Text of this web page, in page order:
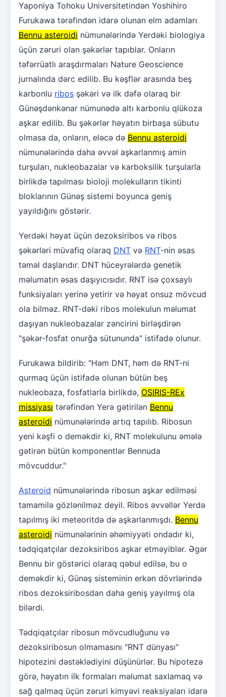
Yaponiya Tohoku Universitetindən Yoshihiro
Furukawa tərəfindən idarə olunan elm adamları
Bennu asteroidi nümunələrində Yerdəki biologiya
üçün zəruri olan şəkərlər tapıblar. Onların
təfərrüatlı araşdırmaları Nature Geoscience
jurnalında dərc edilib. Bu kəşflər arasında beş
karbonlu ribos şəkəri və ilk dəfə olaraq bir
Günəşdənkənar nümunədə altı karbonlu qlükoza
aşkar edilib. Bu şəkərlər həyatın birbaşa sübutu
olmasa da, onların, eləcə də Bennu asteroidi
nümunələrində daha əvvəl aşkarlanmış amin
turşuları, nukleobazalar və karboksilik turşularla
birlikdə tapılması bioloji molekulların tikinti
bloklarının Günəş sistemi boyunca geniş
yayıldığını göstərir.
Yerdəki həyat üçün dezoksiribos və ribos
şəkərləri müvafiq olaraq DNT və RNT-nin əsas
təməl daşlarıdır. DNT hüceyrələrdə genetik
məlumatın əsas daşıyıcısıdır. RNT isə çoxsaylı
funksiyaları yerinə yetirir və həyat onsuz mövcud
ola bilməz. RNT-dəki ribos molekulun məlumat
daşıyan nukleobazalar zəncirini birləşdirən
"şəkər-fosfat onurğa sütununda" istifadə olunur.
Furukawa bildirib: "Həm DNT, həm də RNT-ni
qurmaq üçün istifadə olunan bütün beş
nukleobaza, fosfatlarla birlikdə, OSIRIS-REx
missiyası tərəfindən Yerə gətirilən Bennu
asteroidi nümunələrində artıq tapılıb. Ribosun
yeni kəşfi o deməkdir ki, RNT molekulunu əmələ
gətirən bütün komponentlər Bennuda
mövcuddur."
Asteroid nümunələrində ribosun aşkar edilməsi
tamamilə gözlənilməz deyil. Ribos əvvəllər Yerdə
tapılmış iki meteoritdə də aşkarlanmışdı. Bennu
asteroidi nümunələrinin əhəmiyyəti ondadır ki,
tədqiqatçılar dezoksiribos aşkar etməyiblər. Əgər
Bennu bir göstərici olaraq qəbul edilsə, bu o
deməkdir ki, Günəş sisteminin erkən dövrlərində
ribos dezoksiribosdan daha geniş yayılmış ola
bilərdi.
Tədqiqatçılar ribosun mövcudluğunu və
dezoksiribosun olmamasını "RNT dünyası"
hipotezini dəstəklədiyini düşünürlər. Bu hipotezə
görə, həyatın ilk formaları məlumat saxlamaq və
sağ qalmaq üçün zəruri kimyəvi reaksiyaları idarə